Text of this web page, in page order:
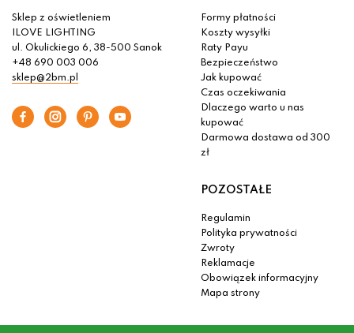
Sklep z oświetleniem
ILOVE LIGHTING
ul. Okulickiego 6, 38-500 Sanok
+48 690 003 006
sklep@2bm.pl
Formy płatności
Koszty wysyłki
Raty Payu
Bezpieczeństwo
Jak kupować
Czas oczekiwania
Dlaczego warto u nas
kupować
Darmowa dostawa od 300
zł
POZOSTAŁE
Regulamin
Polityka prywatności
Zwroty
Reklamacje
Obowiązek informacyjny
Mapa strony